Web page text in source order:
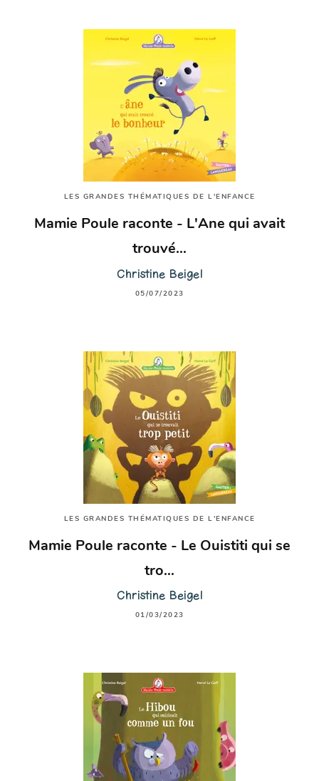
LES GRANDES THÉMATIQUES DE L'ENFANCE
Mamie Poule raconte - L'Ane qui avait
trouvé…
Christine Beigel
05/07/2023
LES GRANDES THÉMATIQUES DE L'ENFANCE
Mamie Poule raconte - Le Ouistiti qui se
tro…
Christine Beigel
01/03/2023